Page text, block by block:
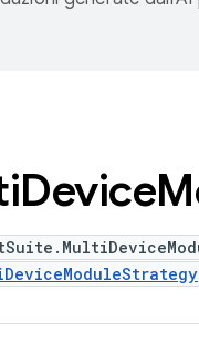
Device